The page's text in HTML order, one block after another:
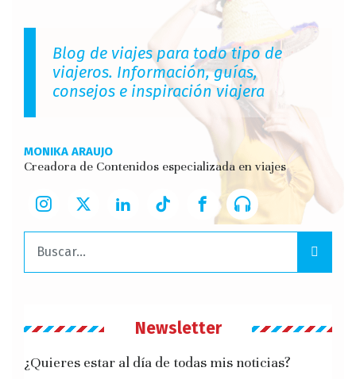
Blog de viajes para todo tipo de
viajeros. Información, guías,
consejos e inspiración viajera
MONIKA ARAUJO
Creadora de Contenidos especializada en viajes
Buscar:
Newsletter
¿Quieres estar al día de todas mis noticias?